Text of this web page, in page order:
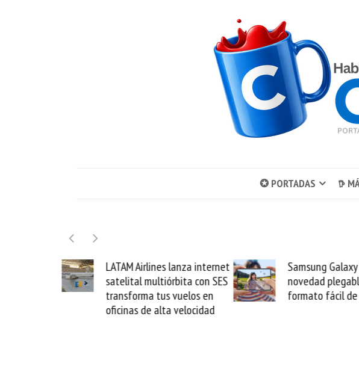
✪ PORTADAS 𖠚
lanza internet
con SES
tus vuelos en
Samsung Galaxy Z Fold8 la
novedad plegable y un
formato fácil de enamorse
Cashea
millones de
el crédito